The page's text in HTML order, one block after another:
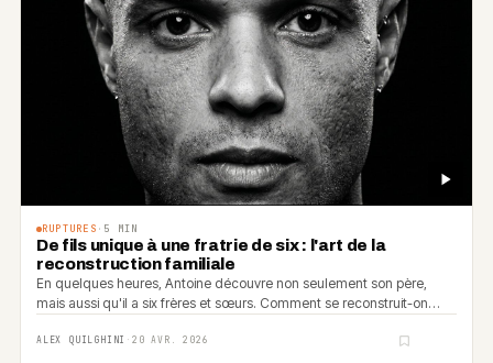
RUPTURES · 5 MIN
De fils unique à une fratrie de six : l'art de la
reconstruction familiale
En quelques heures, Antoine découvre non seulement son père,
mais aussi qu'il a six frères et sœurs. Comment se reconstruit-on
ALEX QUILGHINI · 20 AVR. 2026